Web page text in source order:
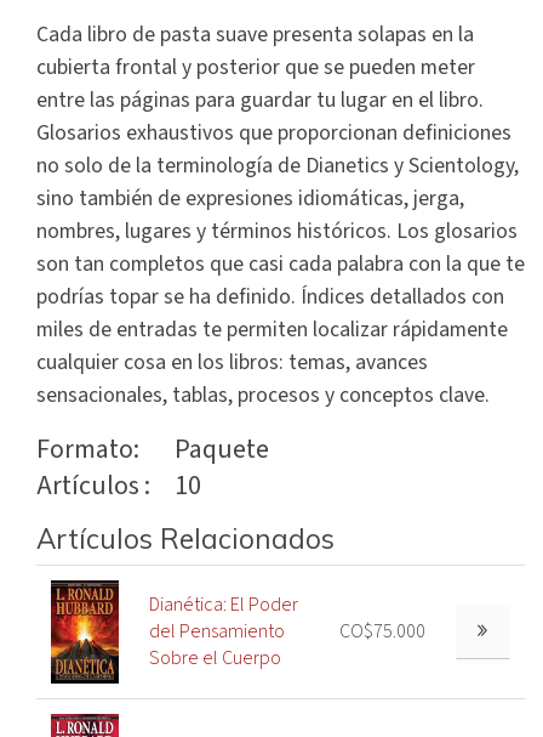
Cada libro de pasta suave presenta solapas en la
cubierta frontal y posterior que se pueden meter
entre las páginas para guardar tu lugar en el libro.
Glosarios exhaustivos que proporcionan definiciones
no solo de la terminología de Dianetics y Scientology,
sino también de expresiones idiomáticas, jerga,
nombres, lugares y términos históricos. Los glosarios
son tan completos que casi cada palabra con la que te
podrías topar se ha definido. Índices detallados con
miles de entradas te permiten localizar rápidamente
cualquier cosa en los libros: temas, avances
sensacionales, tablas, procesos y conceptos clave.
Formato:
Paquete
Artículos :
10
Artículos Relacionados
Dianética: El Poder
del Pensamiento
Sobre el Cuerpo
CO$75.000